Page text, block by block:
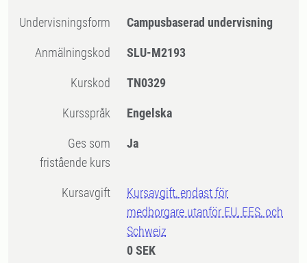
Undervisningsform Campusbaserad undervisning
Anmälningskod SLU-M2193
Kurskod TN0329
Kursspråk Engelska
Ges som
fristående kurs
Ja
Kursavgift
Kursavgift, endast för
medborgare utanför EU, EES, och
Schweiz
0 SEK